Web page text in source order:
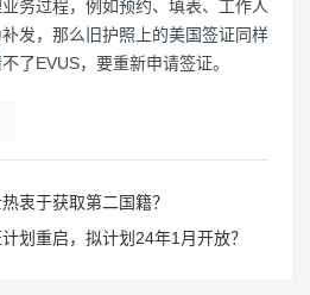
务过程，例如预约、填表、工作人
发，那么旧护照上的美国签证同样
了EVUS，要重新申请签证。
衷于获取第二国籍？
划重启，拟计划24年1月开放？